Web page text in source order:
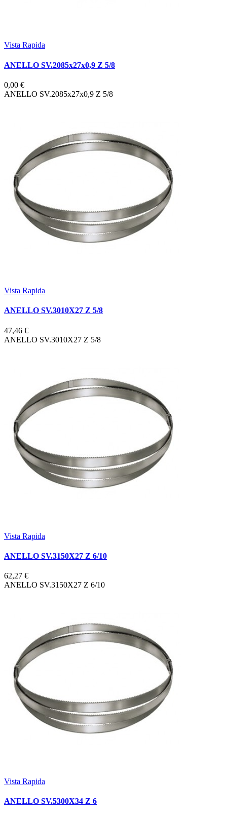
Vista Rapida
ANELLO SV.2085x27x0,9 Z 5/8
0,00 €
ANELLO SV.2085x27x0,9 Z 5/8
Vista Rapida
ANELLO SV.3010X27 Z 5/8
47,46 €
ANELLO SV.3010X27 Z 5/8
Vista Rapida
ANELLO SV.3150X27 Z 6/10
62,27 €
ANELLO SV.3150X27 Z 6/10
Vista Rapida
ANELLO SV.5300X34 Z 6